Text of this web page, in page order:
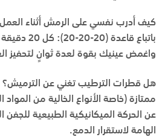
كيف أدرب نفسي على الرمش أثناء
باتباع
واغمض عينيك بقوة لعدة ثوانٍ لتحفيز
هل قطرات الترطيب تغني عن الترميش؟
ممتازة (خاصة الأنواع الخالية من المواد
عن الحركة الميكانيكية الطبيعية للجفن
الهامة لاستقرار الدمع.